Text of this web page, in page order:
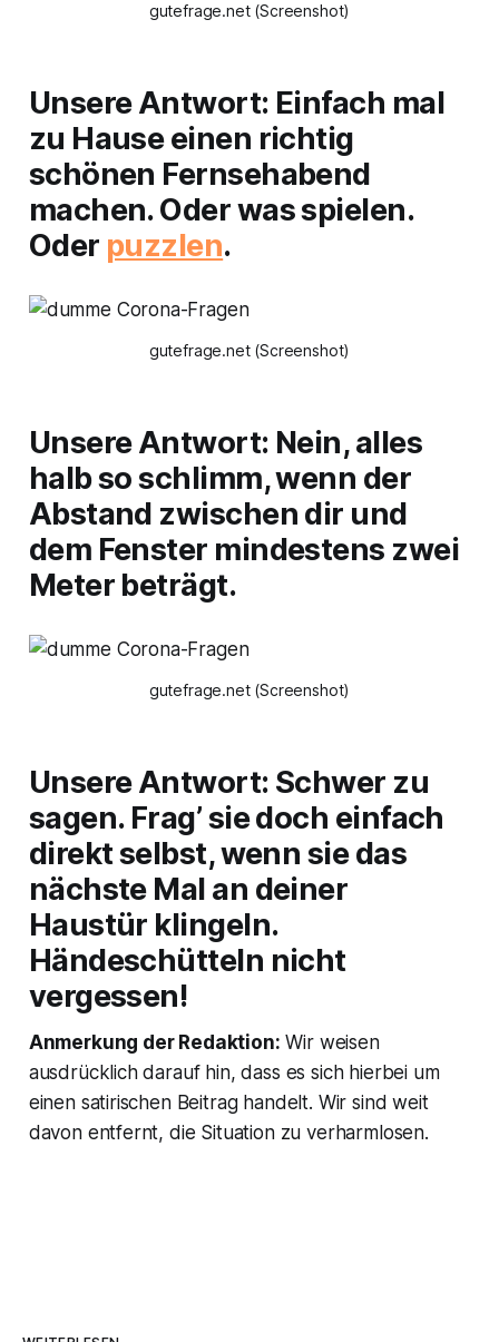
gutefrage.net (Screenshot)
Unsere Antwort: Einfach mal
zu Hause einen richtig
schönen Fernsehabend
machen. Oder was spielen.
Oder puzzlen.
gutefrage.net (Screenshot)
Unsere Antwort: Nein, alles
halb so schlimm, wenn der
Abstand zwischen dir und
dem Fenster mindestens zwei
Meter beträgt.
gutefrage.net (Screenshot)
Unsere Antwort: Schwer zu
sagen. Frag’ sie doch einfach
direkt selbst, wenn sie das
nächste Mal an deiner
Haustür klingeln.
Händeschütteln nicht
vergessen!
Anmerkung der Redaktion: Wir weisen
ausdrücklich darauf hin, dass es sich hierbei um
einen satirischen Beitrag handelt. Wir sind weit
davon entfernt, die Situation zu verharmlosen.